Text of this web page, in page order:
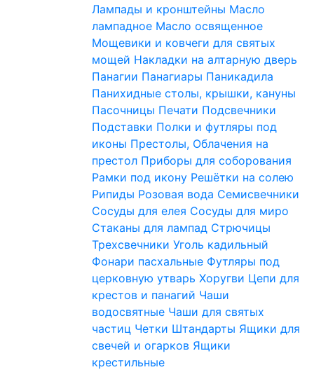
Лампады и кронштейны Масло
лампадное Масло освященное
Мощевики и ковчеги для святых
мощей Накладки на алтарную дверь
Панагии Панагиары Паникадила
Панихидные столы, крышки, кануны
Пасочницы Печати Подсвечники
Подставки Полки и футляры под
иконы Престолы, Облачения на
престол Приборы для соборования
Рамки под икону Решётки на солею
Рипиды Розовая вода Семисвечники
Сосуды для елея Сосуды для миро
Стаканы для лампад Стрючицы
Трехсвечники Уголь кадильный
Фонари пасхальные Футляры под
церковную утварь Хоругви Цепи для
крестов и панагий Чаши
водосвятные Чаши для святых
частиц Четки Штандарты Ящики для
свечей и огарков Ящики
крестильные